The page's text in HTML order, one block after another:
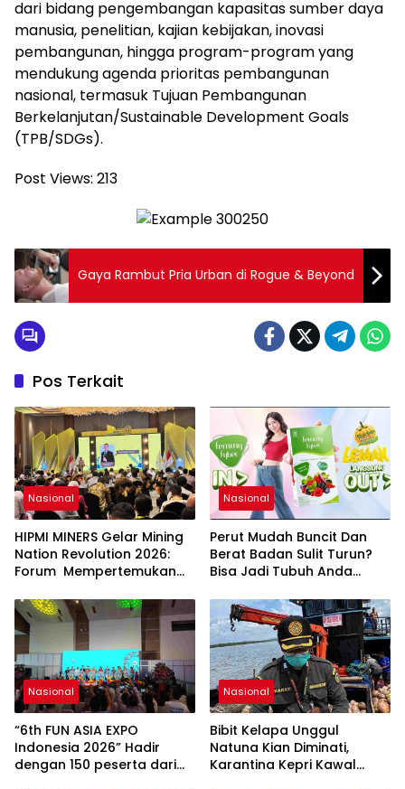
dari bidang pengembangan kapasitas sumber daya
manusia, penelitian, kajian kebijakan, inovasi
pembangunan, hingga program-program yang
mendukung agenda prioritas pembangunan
nasional, termasuk Tujuan Pembangunan
Berkelanjutan/Sustainable Development Goals
(TPB/SDGs).
Post Views: 213
Gaya Rambut Pria Urban di Rogue & Beyond
Pos Terkait
Nasional
HIPMI MINERS Gelar Mining
Nation Revolution 2026:
Forum Mempertemukan
Investor, Akademisi, dan
Pengusaha dalam
Mendukung Percepatan
Hilirisasi Nasional.
Nasional
Perut Mudah Buncit Dan
Berat Badan Sulit Turun?
Bisa Jadi Tubuh Anda
Nasional
“6th FUN ASIA EXPO
Indonesia 2026” Hadir
dengan 150 peserta dari
Nasional
Bibit Kelapa Unggul
Natuna Kian Diminati,
Karantina Kepri Kawal